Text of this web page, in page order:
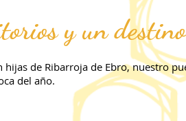
y un
hijas de Ribarroja de Ebro, nuestro
del año.